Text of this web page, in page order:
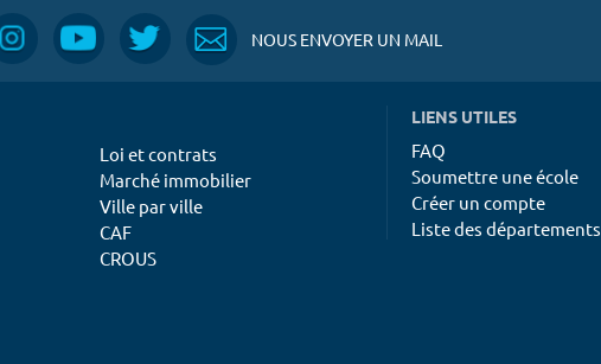
NOUS ENVOYER UN MAIL
Loi et contrats
Marché immobilier
Ville par ville
CAF
CROUS
LIENS UTILES
FAQ
Soumettre une école
Créer un compte
Liste des départements